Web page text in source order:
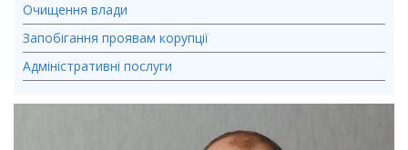
Очищення влади
Запобігання проявам корупції
Адміністративні послуги